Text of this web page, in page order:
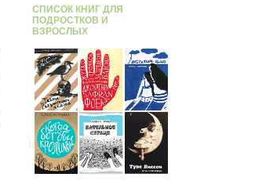
СПИСОК КНИГ ДЛЯ
ПОДРОСТКОВ И
ВЗРОСЛЫХ